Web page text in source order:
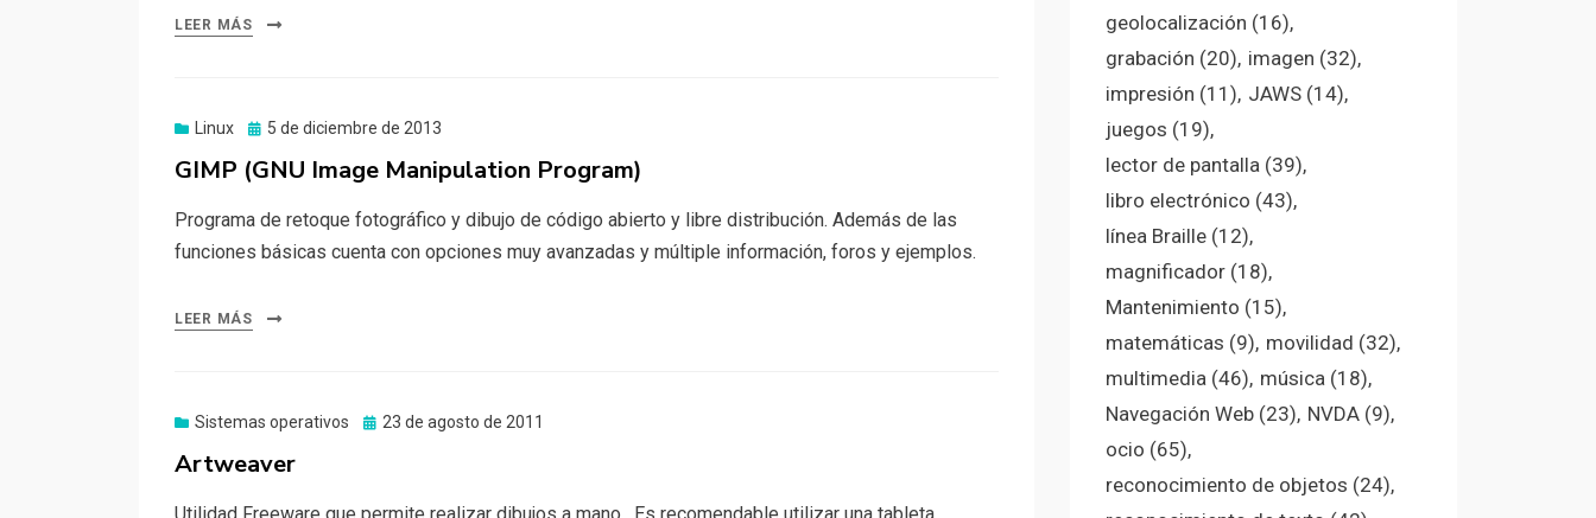
LEER MÁS
Linux
Publicado
el
5 de diciembre de 2013
GIMP (GNU Image Manipulation Program)
Programa de retoque fotográfico y dibujo de código abierto y libre distribución. Además de las
funciones básicas cuenta con opciones muy avanzadas y múltiple información, foros y ejemplos.
LEER MÁS
Sistemas operativos
Publicado
23 de agosto de 2011
Artweaver
geolocalización (16)
grabación (20) imagen (32)
impresión (11) JAWS(14)
juegos (19)
lector de pantalla(39)
libro electrónico (43)
línea Braille(12)
magnificador(18)
Mantenimiento (15)
matemáticas (9) movilidad (32)
multimedia(46) música(18)
Navegación Web(23) NVDA(9)
ocio (65)
reconocimiento de objetos (24)